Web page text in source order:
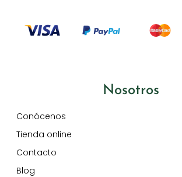
Nosotros
Conócenos
Tienda online
Contacto
Blog